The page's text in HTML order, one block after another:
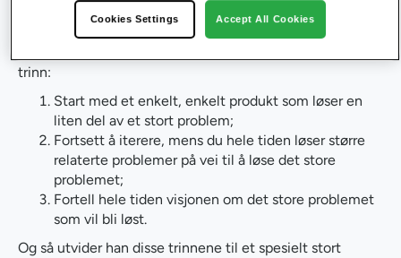
MVP på riktig måte er kjøretøyeksemplet.
Men jeg liker godt eksempelet Ravi Vadrevu viser i
trinn:
Start med et enkelt, enkelt produkt som løser en
liten del av et stort problem;
Fortsett å iterere, mens du hele tiden løser større
relaterte problemer på vei til å løse det store
problemet;
Fortell hele tiden visjonen om det store problemet
som vil bli løst.
Og så utvider han disse trinnene til et spesielt stort
Cookies Settings Accept All Cookies